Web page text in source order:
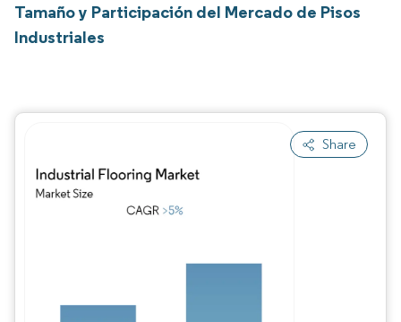
Tamaño y Participación del Mercado de Pisos
Industriales
Share